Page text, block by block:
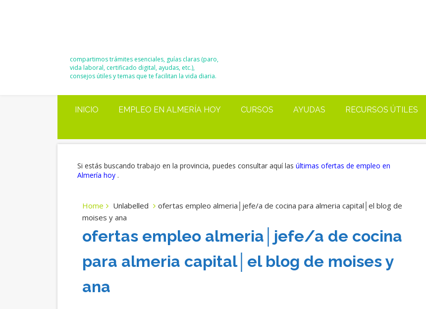
compartimos trámites esenciales, guías claras (paro,
vida laboral, certificado digital, ayudas, etc.),
consejos útiles y temas que te facilitan la vida diaria.
INICIO EMPLEO EN ALMERÍA HOY CURSOS AYUDAS RECURSOS ÚTILES
Si estás buscando trabajo en la provincia, puedes consultar aquí las últimas ofertas de empleo en
Almería hoy .
Home Unlabelled
ofertas empleo almeria│jefe/a de cocina para almeria capital│el blog de
moises y ana
ofertas empleo almeria│jefe/a de cocina
para almeria capital│el blog de moises y
ana